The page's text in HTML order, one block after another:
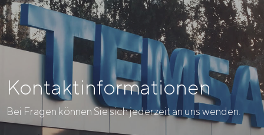
Kontaktinformationen
Bei Fragen können Sie sich jederzeit an uns wenden.